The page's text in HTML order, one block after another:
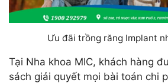
Ưu đãi trồng răng Implant
Tại Nha khoa MIC, khách hàng
sách giải quyết mọi bài toán chi